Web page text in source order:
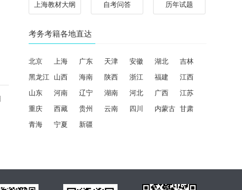
上海教材大纲 自考问答 历年试题
考务考籍各地直达
北京 上海 广东 天津 安徽 湖北 吉林
黑龙江 山西 海南 陕西 浙江 福建 江西
山东 河南 辽宁 湖南 河北 广西 江苏
重庆 西藏 贵州 云南 四川 内蒙古 甘肃
青海 宁夏 新疆